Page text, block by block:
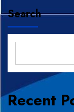
Search
Recent